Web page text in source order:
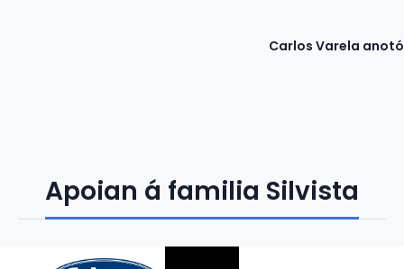
Carlos Varela
Apoian á familia Silvista